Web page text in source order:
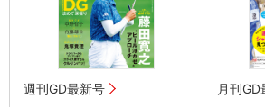
週刊GD最新号 月刊